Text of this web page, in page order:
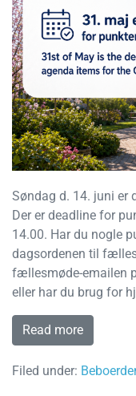
Søndag d. 14. juni
Der er deadline for
14.00. Har du nogle
dagsordenen til
fællesmøde-emailen
eller har du brug for
Read more
Filed under: